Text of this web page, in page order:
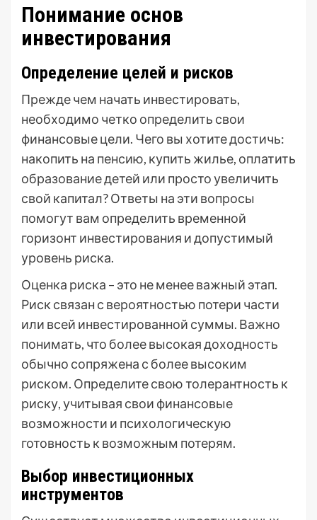
Понимание основ
инвестирования
Определение целей и рисков
Прежде чем начать инвестировать,
необходимо четко определить свои
финансовые цели. Чего вы хотите достичь:
накопить на пенсию, купить жилье, оплатить
образование детей или просто увеличить
свой капитал? Ответы на эти вопросы
помогут вам определить временной
горизонт инвестирования и допустимый
уровень риска.
Оценка риска – это не менее важный этап.
Риск связан с вероятностью потери части
или всей инвестированной суммы. Важно
понимать, что более высокая доходность
обычно сопряжена с более высоким
риском. Определите свою толерантность к
риску, учитывая свои финансовые
возможности и психологическую
готовность к возможным потерям.
Выбор инвестиционных
инструментов